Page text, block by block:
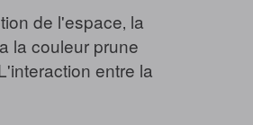
de l'espace‚ la
la couleur prune
entre la